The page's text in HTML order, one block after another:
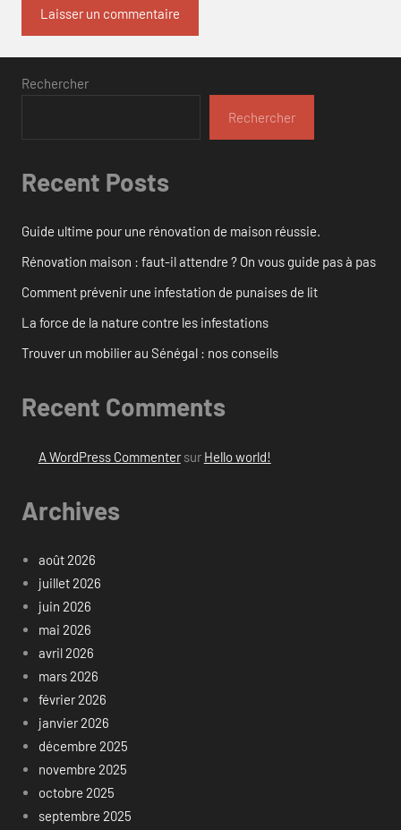
Rechercher
Rechercher
Recent Posts
Guide ultime pour une rénovation de maison réussie.
Rénovation maison : faut-il attendre ? On vous guide pas à pas
Comment prévenir une infestation de punaises de lit
La force de la nature contre les infestations
Trouver un mobilier au Sénégal : nos conseils
Recent Comments
A WordPress Commentersur Hello world!
Archives
août 2026
juillet 2026
juin 2026
mai 2026
avril 2026
mars 2026
février 2026
janvier 2026
décembre 2025
novembre 2025
octobre 2025
septembre 2025